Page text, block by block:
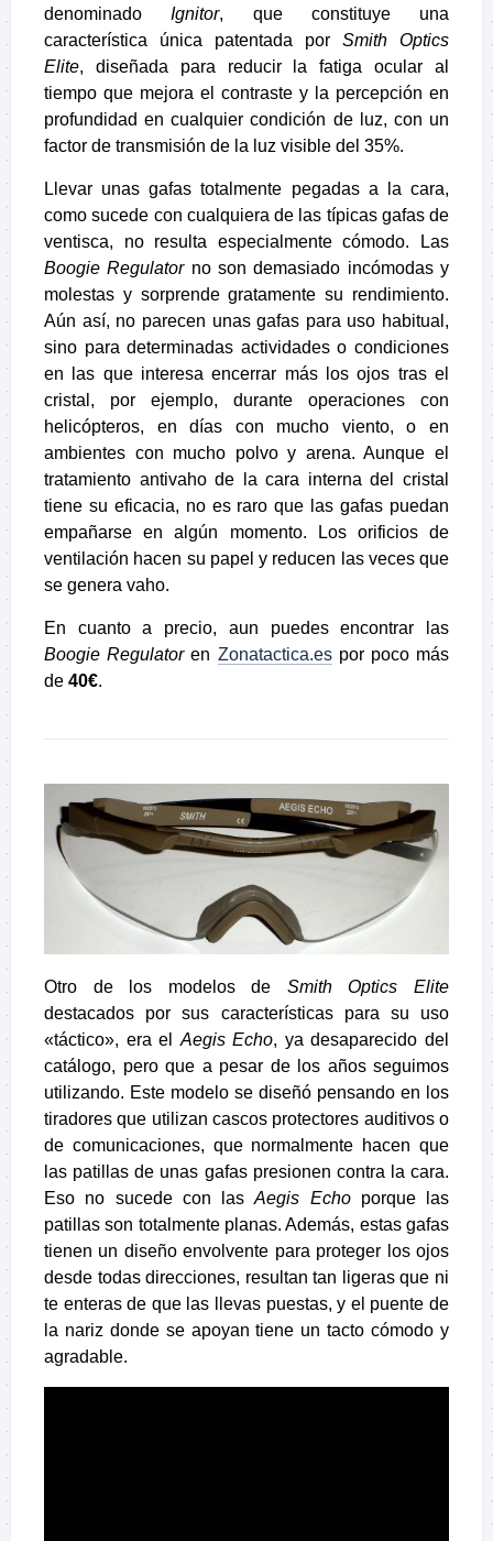
denominadoIgnitor, que constituye una
característica única patentada por Smith Optics
Elite, diseñada para reducir la fatiga ocular al
tiempo que mejora el contraste y la percepción en
profundidad en cualquier condición de luz, con un
factor de transmisión de la luz visible del 35%.
Llevar unas gafas totalmente pegadas a la cara,
como sucede con cualquiera de las típicas gafas de
ventisca, no resulta especialmente cómodo. Las
Boogie Regulatorno son demasiado incómodas y
molestas y sorprende gratamente su rendimiento.
Aún así, no parecen unas gafas para uso habitual,
sino para determinadas actividades o condiciones
en las que interesa encerrar más los ojos tras el
cristal, por ejemplo, durante operaciones con
helicópteros, en días con mucho viento, o en
ambientes con mucho polvo y arena. Aunque el
tratamiento antivaho de la cara interna del cristal
tiene su eficacia, no es raro que las gafas puedan
empañarse en algún momento. Los orificios de
ventilación hacen su papel y reducen las veces que
se genera vaho.
En cuanto a precio, aun puedes encontrar las
Boogie Regulatoren Zonatactica.espor poco más
de 40€.
Otro de los modelos de Smith Optics Elite
destacados por sus características para su uso
«táctico», era elAegis Echo, ya desaparecido del
catálogo, pero que a pesar de los años seguimos
utilizando. Este modelo se diseñó pensando en los
tiradores que utilizan cascos protectores auditivos o
de comunicaciones, que normalmente hacen que
las patillas de unas gafas presionen contra la cara.
Eso no sucede con lasAegis Echoporque las
patillas son totalmente planas. Además, estas gafas
tienen un diseño envolvente para proteger los ojos
desde todas direcciones, resultan tan ligeras que ni
te enteras de que las llevas puestas, y el puente de
la nariz donde se apoyan tiene un tacto cómodo y
agradable.